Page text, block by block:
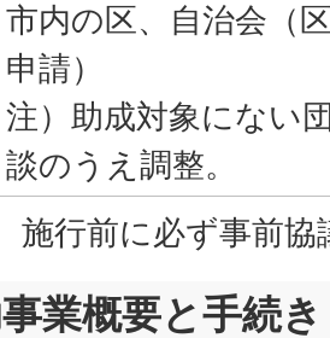
市内の区、自治会（
申請）
注）助成対象にない
談のうえ調整。
施行前に必ず事前
業概要と手続き